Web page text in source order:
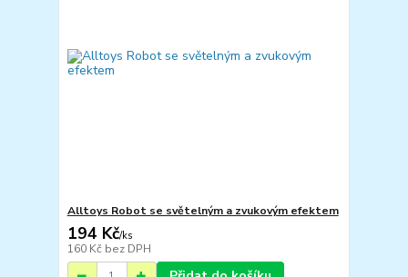
Alltoys Robot se světelným a zvukovým efektem
194 Kč/ks
160 Kč bez DPH